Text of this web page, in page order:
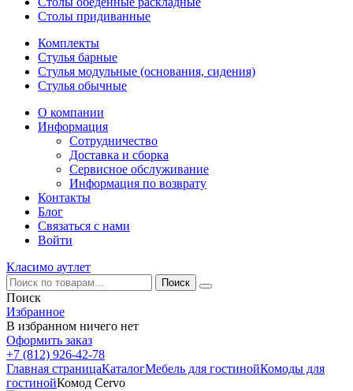
Столы придиванные
Комплекты
Стулья барные
Стулья модульные (основания, сидения)
Стулья обычные
О компании
Информация
Сотрудничество
Доставка и сборка
Сервисное обслуживание
Информация по возврату
Контакты
Блог
Связаться с нами
Войти
Класимо аутлет
Поиск
Избранное
В избранном ничего нет
Оформить заказ
+7 (812) 926-42-78
Главная страницаКаталогМебель для гостинойКомоды для
гостинойКомод Cervo